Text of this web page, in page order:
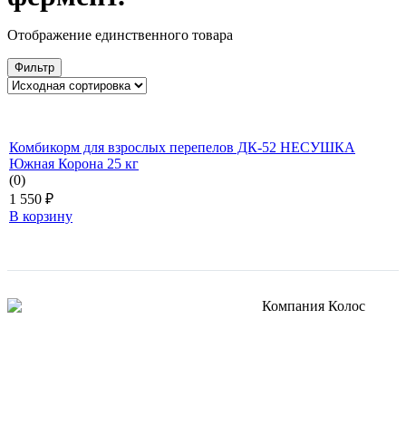
Отображение единственного товара
Фильтр
Комбикорм для взрослых перепелов ДК-52 НЕСУШКА
Южная Корона 25 кг
(0)
1 550 ₽
В корзину